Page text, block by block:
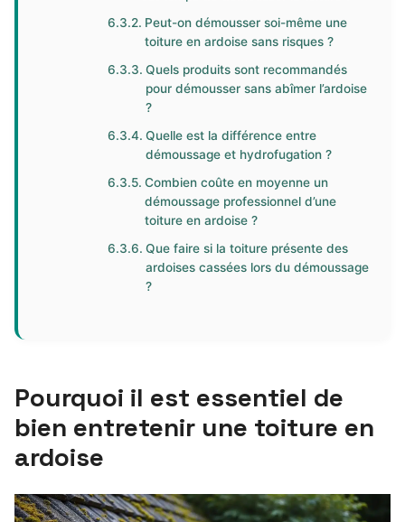
Peut-on démousser soi-même une
toiture en ardoise sans risques ?
Quels produits sont recommandés
pour démousser sans abîmer l’ardoise
?
Quelle est la différence entre
démoussage et hydrofugation ?
Combien coûte en moyenne un
démoussage professionnel d’une
toiture en ardoise ?
Que faire si la toiture présente des
ardoises cassées lors du démoussage
?
Pourquoi il est essentiel de
bien entretenir une toiture en
ardoise